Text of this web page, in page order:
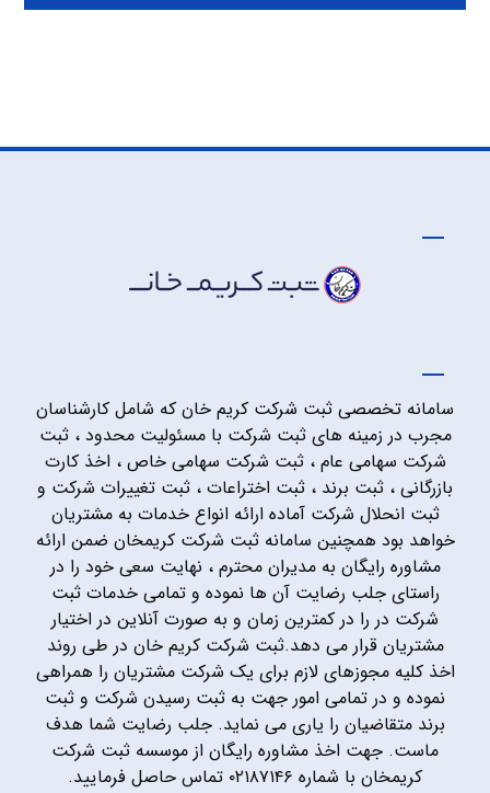
سامانه تخصصی ثبت شرکت کریم خان که شامل کارشناسان
مجرب در زمینه های ثبت شرکت با مسئولیت محدود ، ثبت
شرکت سهامی عام ، ثبت شرکت سهامی خاص ، اخذ کارت
بازرگانی ، ثبت برند ، ثبت اختراعات ، ثبت تغییرات شرکت و
ثبت انحلال شرکت آماده ارائه انواع خدمات به مشتریان
خواهد بود همچنین سامانه ثبت شرکت کریمخان ضمن ارائه
مشاوره رایگان به مدیران محترم ، نهایت سعی خود را در
راستای جلب رضایت آن ها نموده و تمامی خدمات ثبت
شرکت در را در کمترین زمان و به صورت آنلاین در اختیار
مشتریان قرار می دهد.ثبت شرکت کریم خان در طی روند
اخذ کلیه مجوزهای لازم برای یک شرکت مشتریان را همراهی
نموده و در تمامی امور جهت به ثبت رسیدن شرکت و ثبت
برند متقاضیان را یاری می نماید. جلب رضایت شما هدف
ماست. جهت اخذ مشاوره رایگان از موسسه ثبت شرکت
کریمخان با شماره ۰۲۱۸۷۱۴۶ تماس حاصل فرمایید.